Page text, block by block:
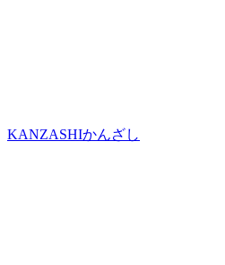
KANZASHIかんざし